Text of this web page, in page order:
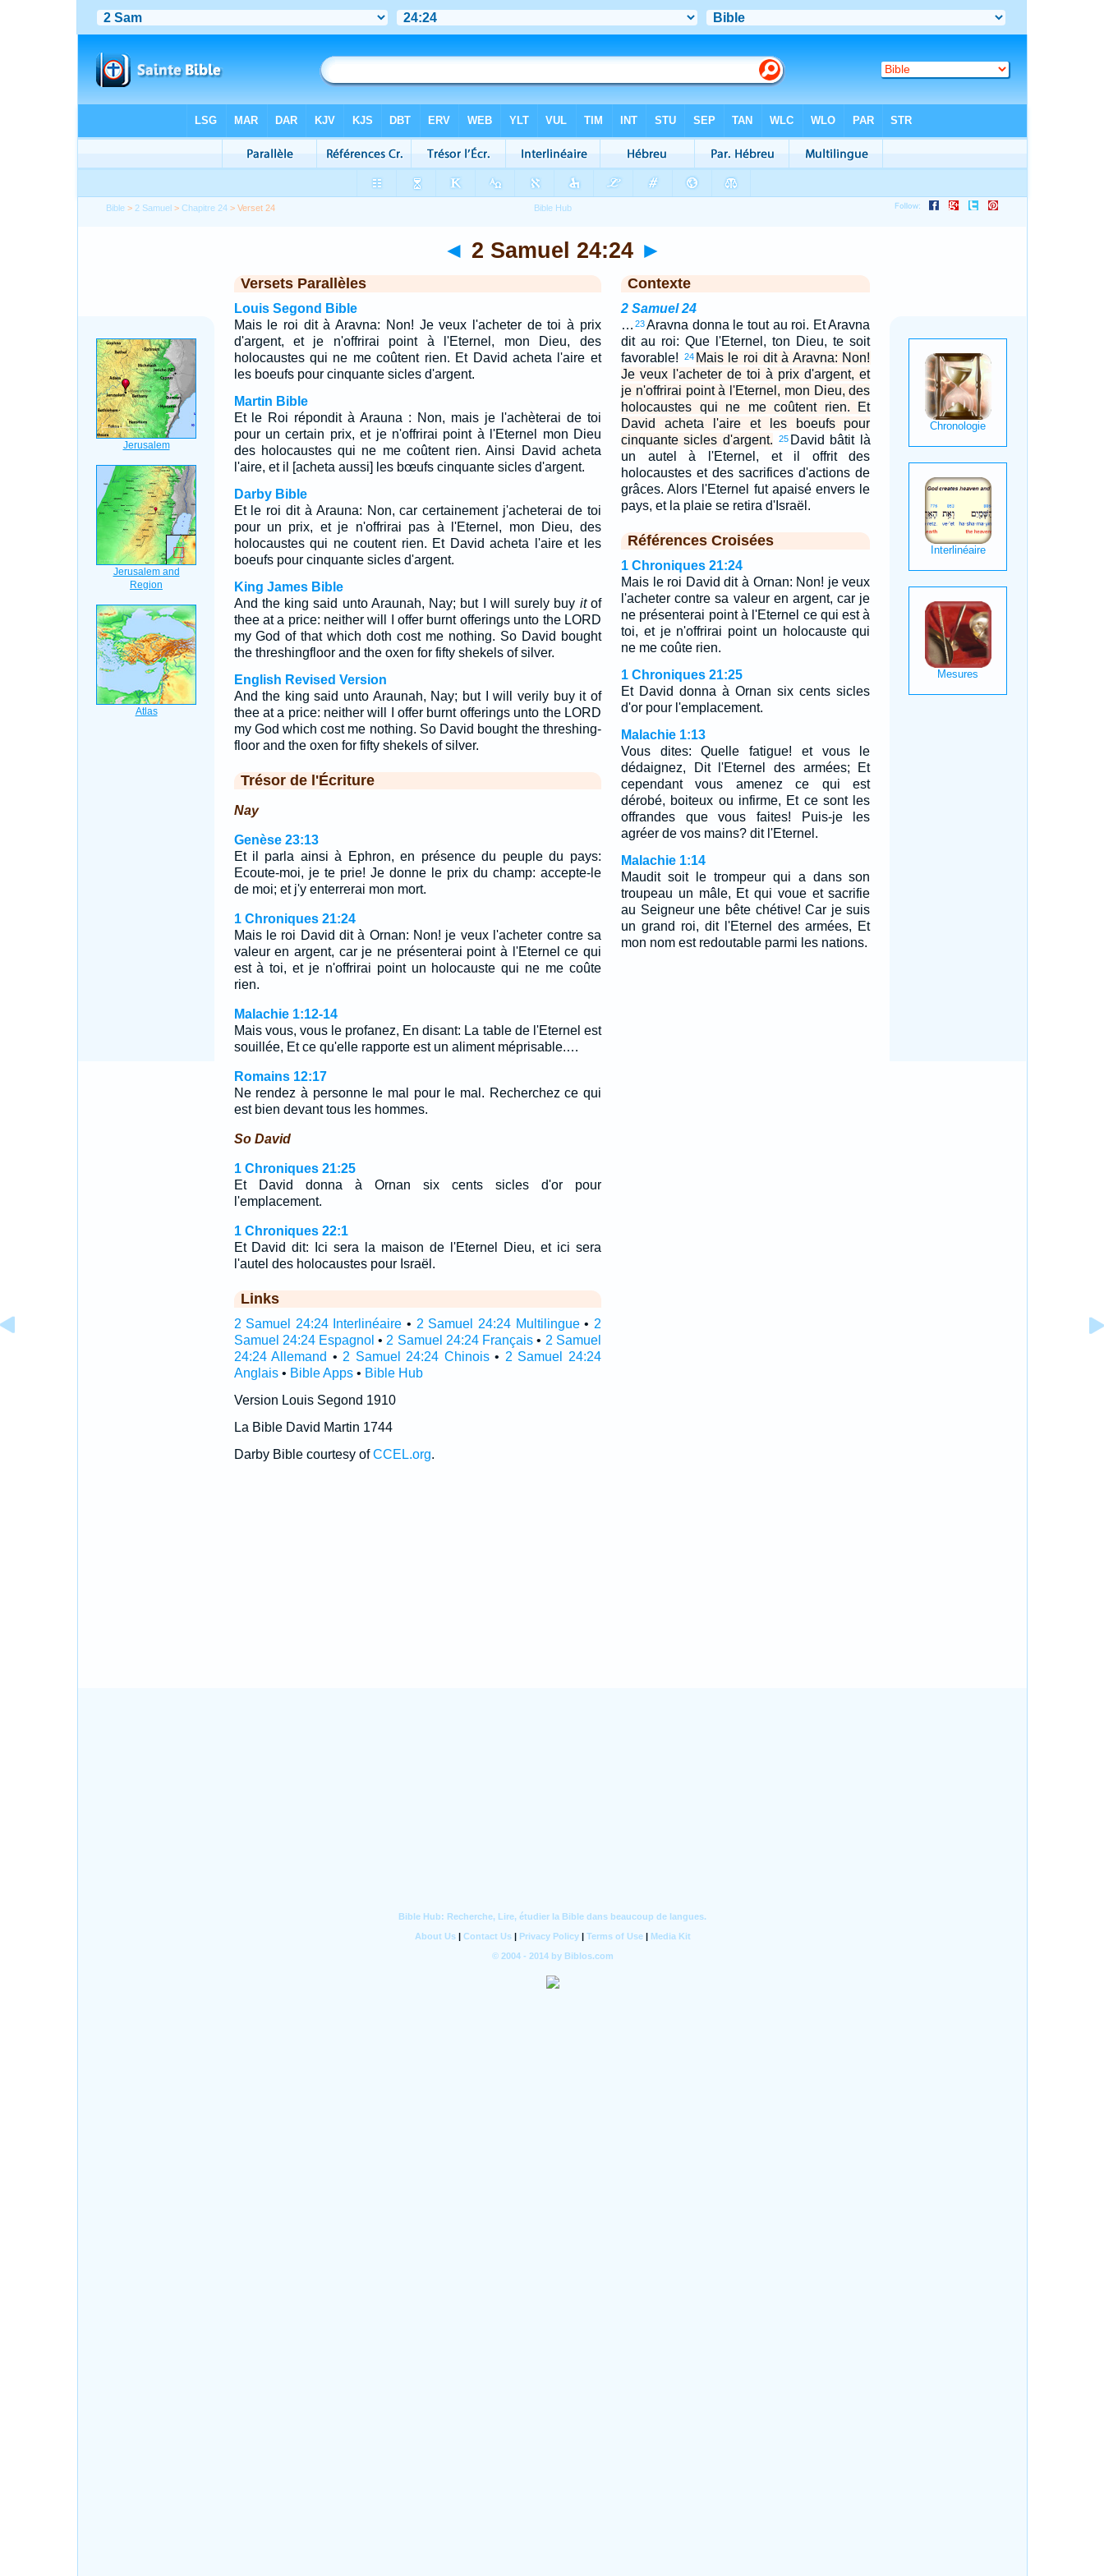
Bible > 2 Samuel >Chapitre 24 > Verset 24
◄ 2 Samuel 24:24 ►
Versets Parallèles
Louis Segond Bible
Mais le roi dit à Aravna: Non! Je veux l'acheter de toi à prix
d'argent, et je n'offrirai point à l'Eternel, mon Dieu, des
holocaustes qui ne me coûtent rien. Et David acheta l'aire et
les boeufs pour cinquante sicles d'argent.
Martin Bible
Et le Roi répondit à Arauna : Non, mais je l'achèterai de toi
pour un certain prix, et je n'offrirai point à l'Eternel mon Dieu
des holocaustes qui ne me coûtent rien. Ainsi David acheta
l'aire, et il [acheta aussi] les bœufs cinquante sicles d'argent.
Darby Bible
Et le roi dit à Arauna: Non, car certainement j'acheterai de toi
pour un prix, et je n'offrirai pas à l'Eternel, mon Dieu, des
holocaustes qui ne coutent rien. Et David acheta l'aire et les
boeufs pour cinquante sicles d'argent.
King James Bible
And the king said unto Araunah, Nay; but I will surely buy itof
thee at a price: neither will I offer burnt offerings unto the LORD
my God of that which doth cost me nothing. So David bought
the threshingfloor and the oxen for fifty shekels of silver.
English Revised Version
And the king said unto Araunah, Nay; but I will verily buy it of
thee at a price: neither will I offer burnt offerings unto the LORD
my God which cost me nothing. So David bought the threshing-
floor and the oxen for fifty shekels of silver.
Trésor de l'Écriture
Nay
Genèse 23:13
Et il parla ainsi à Ephron, en présence du peuple du pays:
Ecoute-moi, je te prie! Je donne le prix du champ: accepte-le
de moi; et j'y enterrerai mon mort.
1 Chroniques 21:24
Mais le roi David dit à Ornan: Non! je veux l'acheter contre sa
valeur en argent, car je ne présenterai point à l'Eternel ce qui
est à toi, et je n'offrirai point un holocauste qui ne me coûte
rien.
Malachie 1:12-14
Mais vous, vous le profanez, En disant: La table de l'Eternel est
souillée, Et ce qu'elle rapporte est un aliment méprisable.…
Romains 12:17
Ne rendez à personne le mal pour le mal. Recherchez ce qui
est bien devant tous les hommes.
So David
1 Chroniques 21:25
Et David donna à Ornan six cents sicles d'or pour
l'emplacement.
1 Chroniques 22:1
Et David dit: Ici sera la maison de l'Eternel Dieu, et ici sera
l'autel des holocaustes pour Israël.
Links
2 Samuel 24:24 Interlinéaire • 2 Samuel 24:24 Multilingue• 2
Samuel 24:24 Espagnol • 2 Samuel 24:24 Français • 2 Samuel
24:24 Allemand • 2 Samuel 24:24 Chinois• 2 Samuel 24:24
Anglais• Bible Apps• Bible Hub
Version Louis Segond 1910
La Bible David Martin 1744
Darby Bible courtesy ofCCEL.org.
Contexte
2 Samuel 24
… 23Aravna donna le tout au roi. Et Aravna
dit au roi: Que l'Eternel, ton Dieu, te soit
favorable!
24 Mais le roi dit à Aravna: Non!
Je veux l'acheter de toi à prix d'argent, et
je n'offrirai point à l'Eternel, mon Dieu, des
holocaustes qui ne me coûtent rien. Et
David acheta l'aire et les boeufs pour
cinquante sicles d'argent.
25 David bâtit là
un autel à l'Eternel, et il offrit des
holocaustes et des sacrifices d'actions de
grâces. Alors l'Eternel fut apaisé envers le
pays, et la plaie se retira d'Israël.
Références Croisées
1 Chroniques 21:24
Mais le roi David dit à Ornan: Non! je veux
l'acheter contre sa valeur en argent, car je
ne présenterai point à l'Eternel ce qui est à
toi, et je n'offrirai point un holocauste qui
ne me coûte rien.
1 Chroniques 21:25
Et David donna à Ornan six cents sicles
d'or pour l'emplacement.
Malachie 1:13
Vous dites: Quelle fatigue! et vous le
dédaignez, Dit l'Eternel des armées; Et
cependant vous amenez ce qui est
dérobé, boiteux ou infirme, Et ce sont les
offrandes que vous faites! Puis-je les
agréer de vos mains? dit l'Eternel.
Malachie 1:14
Maudit soit le trompeur qui a dans son
troupeau un mâle, Et qui voue et sacrifie
au Seigneur une bête chétive! Car je suis
un grand roi, dit l'Eternel des armées, Et
mon nom est redoutable parmi les nations.